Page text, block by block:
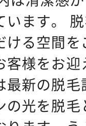
います。
ける空間
客様をお
最新の脱
の光を脱